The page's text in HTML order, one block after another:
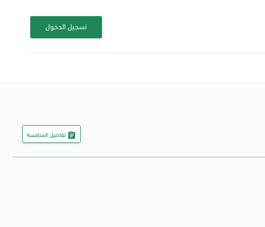
تسجيل الدخول
assignment تفاصيل المنافسة